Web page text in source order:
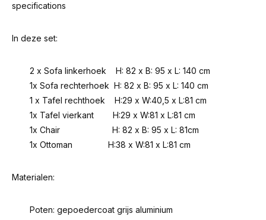
specifications
In deze set:
2 x Sofa linkerhoek H: 82 x B: 95 x L: 140 cm
1x Sofa rechterhoek H: 82 x B: 95 x L: 140 cm
1 x Tafel rechthoek H:29 x W:40,5 x L:81 cm
1x Tafel vierkant H:29 x W:81 x L:81 cm
1x Chair H: 82 x B: 95 x L: 81cm
1x Ottoman H:38 x W:81 x L:81 cm
Materialen:
Poten: gepoedercoat grijs aluminium